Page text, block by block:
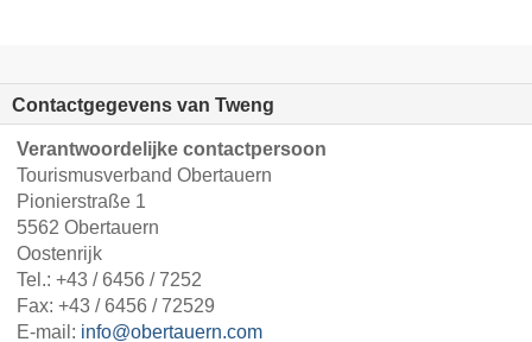
Contactgegevens van Tweng
Verantwoordelijke contactpersoon
Tourismusverband Obertauern
Pionierstraße 1
5562 Obertauern
Oostenrijk
Tel.: +43 / 6456 / 7252
Fax: +43 / 6456 / 72529
E-mail: info@obertauern.com